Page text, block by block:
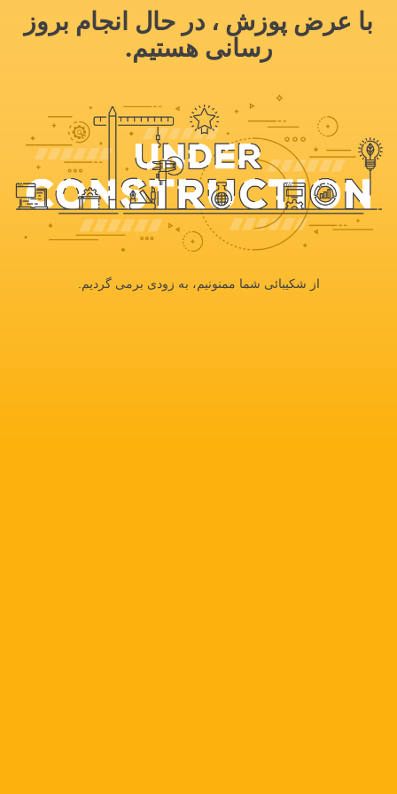
با عرض پوزش ، در حال انجام بروز
رسانی هستیم.
از شکیبائی شما ممنونیم، به زودی برمی گردیم.